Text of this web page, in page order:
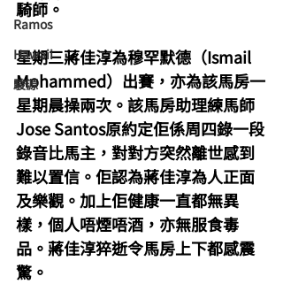
Ramos
Hawaii
駿源
騎師。
星期三蔣佳淳為穆罕默德（Ismail
Mohammed）出賽，亦為該馬房一
星期晨操兩次。該馬房助理練馬師
Jose Santos原約定佢係周四錄一段
錄音比馬主，對對方突然離世感到
難以置信。佢認為蔣佳淳為人正面
及樂觀。加上佢健康一直都無異
樣，個人唔煙唔酒，亦無服食毒
品。蔣佳淳猝逝令馬房上下都感震
驚。